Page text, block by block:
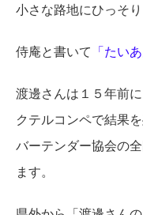
小さな路地にひっそ
侍庵と書いて 「たいあ
渡邊さんは１５年前
クテルコンペで結果を
バーテンダー協会の
ます。